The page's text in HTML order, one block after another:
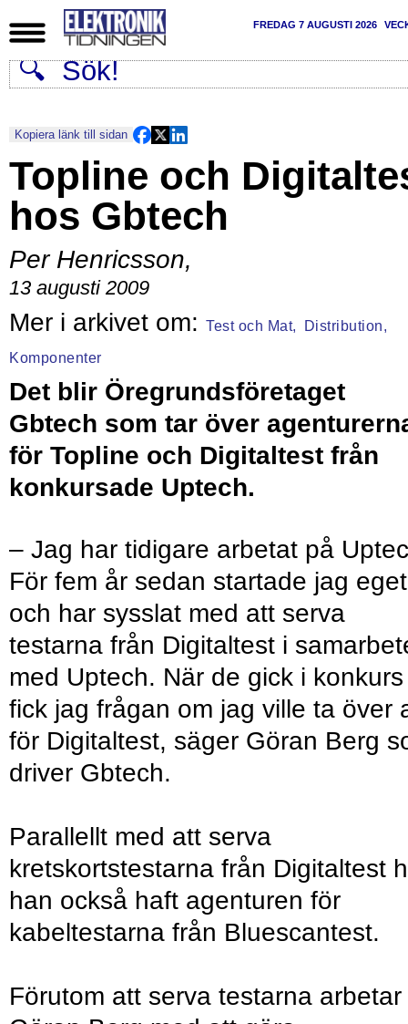
FREDAG 7 AUGUSTI 2026
Kopiera länk till sidan
Topline och
hos Gbtech
Per Henricsson,
13 augusti 2009
Test och Mat, Distribution,
Komponenter
Det blir Öregrundsföretaget
Gbtech som tar över
för Topline och Digitaltest från
konkursade Uptech.
– Jag har tidigare arbetat på
För fem år sedan startade jag eget
och har sysslat med att serva
testarna från Digitaltest i
med Uptech. När de gick i konkurs
fick jag frågan om jag ville ta över
för Digitaltest, säger Göran Berg
driver Gbtech.
Parallellt med att serva
kretskortstestarna från Digitaltest
han också haft agenturen för
kabeltestarna från Bluescantest.
Förutom att serva testarna arbetar